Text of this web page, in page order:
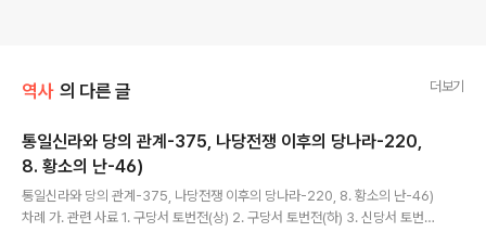
역사 의 다른 글 더보기
통일신라와 당의 관계-375, 나당전쟁 이후의 당나라-220,
8. 황소의 난-46)
통일신라와 당의 관계-375, 나당전쟁 이후의 당나라-220, 8. 황소의 난-46)
차례 가. 관련 사료 1. 구당서 토번전(상) 2. 구당서 토번전(하) 3. 신당서 토번전